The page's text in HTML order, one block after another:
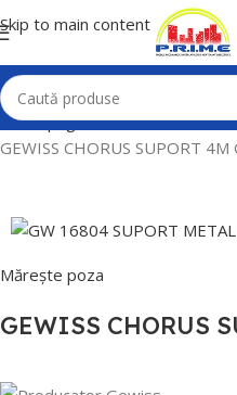
Skip to main content
Prima pagină Home Prize si
GEWISS CHORUS SUPORT
Mărește poza
GEWISS CHORUS